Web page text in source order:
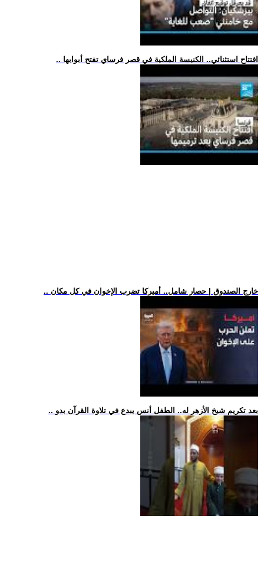
.. افتتاح استثنائي.. الكنيسة الملكية في قصر فرساي تفتح أبوابها
.. خارج الصندوق | حصار شامل.. أميركا تضرب الإخوان في كل مكان
.. بعد تكريم شيخ الأزهر له.. الطفل أنس يبدع في تلاوة القرآن بدو